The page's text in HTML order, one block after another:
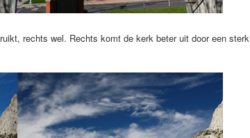
rechts wel. Rechts komt de kerk beter uit door een sterk